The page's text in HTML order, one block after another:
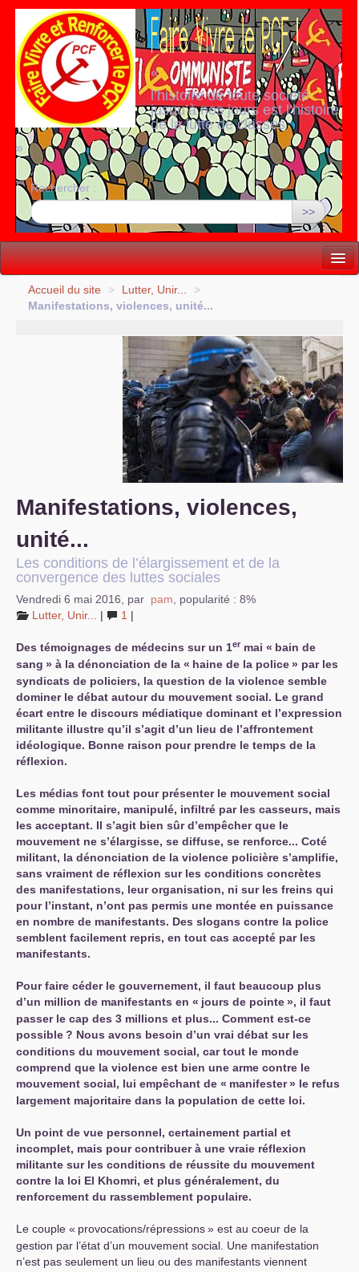
«
l’histoire de toute société
jusqu’à nos jours est l’histoire
de la lutte de classes
»
Rechercher :
>>
Vie politique
Accueil du site > Lutter, Unir...
>
Manifestations, violences, unité...
Manifestations, violences,
unité...
Les conditions de l’élargissement et de la
convergence des luttes sociales
Vendredi 6 mai 2016 par pam
popularité : 8%
Lutter, Unir...
| 1 |
Des témoignages de médecins sur un 1er mai « bain de
sang » à la dénonciation de la « haine de la police» par les
syndicats de policiers, la question de la violence semble
dominer le débat autour du mouvement social. Le grand
écart entre le discours médiatique dominant et l’expression
militante illustre qu’il s’agit d’un lieu de l’affrontement
idéologique. Bonne raison pour prendre le temps de la
réflexion.
Les médias font tout pour présenter le mouvement social
comme minoritaire, manipulé, infiltré par les casseurs, mais
les acceptant. Il s’agit bien sûr d’empêcher que le
mouvement ne s’élargisse, se diffuse, se renforce... Coté
militant, la dénonciation de la violence policière s’amplifie,
sans vraiment de réflexion sur les conditions concrètes
des manifestations, leur organisation, ni sur les freins qui
pour l’instant, n’ont pas permis une montée en puissance
en nombre de manifestants. Des slogans contre la police
semblent facilement repris, en tout cas accepté par les
manifestants.
Pour faire céder le gouvernement, il faut beaucoup plus
d’un million de manifestants en « jours de pointe», il faut
passer le cap des 3 millions et plus... Comment est-ce
possible? Nous avons besoin d’un vrai débat sur les
conditions du mouvement social, car tout le monde
comprend que la violence est bien une arme contre le
mouvement social, lui empêchant de « manifester» le refus
largement majoritaire dans la population de cette loi.
Un point de vue personnel, certainement partial et
incomplet, mais pour contribuer à une vraie réflexion
militante sur les conditions de réussite du mouvement
contre la loi El Khomri, et plus généralement, du
renforcement du rassemblement populaire.
Le couple « provocations/répressions» est au coeur de la
gestion par l’état d’un mouvement social. Une manifestation
n’est pas seulement un lieu ou des manifestants viennent